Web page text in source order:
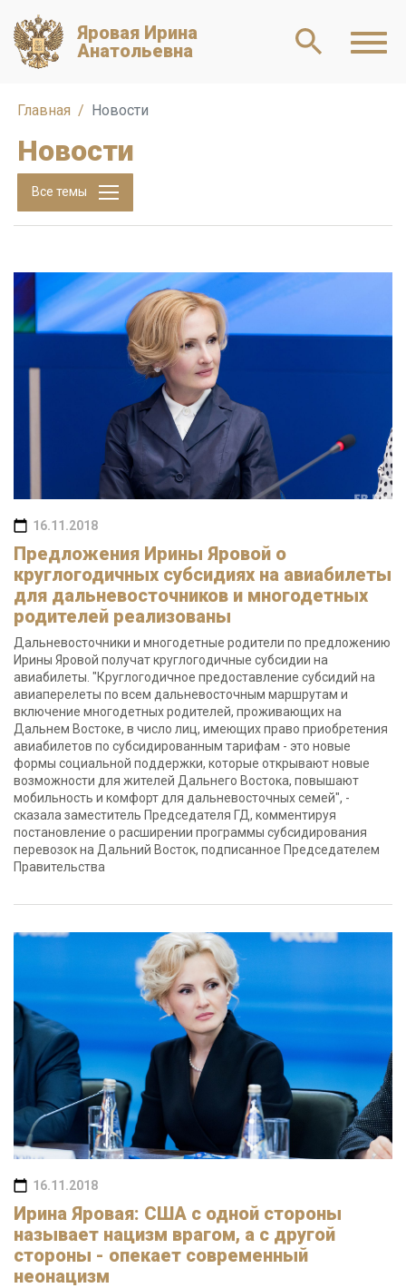
Яровая Ирина
Анатольевна
Главная Новости
Новости
Все темы
16.11.2018
Предложения Ирины Яровой о
круглогодичных субсидиях на авиабилеты
для дальневосточников и многодетных
родителей реализованы
Дальневосточники и многодетные родители по предложению
Ирины Яровой получат круглогодичные субсидии на
авиабилеты. "Круглогодичное предоставление субсидий на
авиаперелеты по всем дальневосточным маршрутам и
включение многодетных родителей, проживающих на
Дальнем Востоке, в число лиц, имеющих право приобретения
авиабилетов по субсидированным тарифам - это новые
формы социальной поддержки, которые открывают новые
возможности для жителей Дальнего Востока, повышают
мобильность и комфорт для дальневосточных семей", -
сказала заместитель Председателя ГД, комментируя
постановление о расширении программы субсидирования
перевозок на Дальний Восток, подписанное Председателем
Правительства
16.11.2018
Ирина Яровая: США с одной стороны
называет нацизм врагом, а с другой
стороны - опекает современный
неонацизм